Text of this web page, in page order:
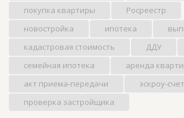
покупка квартиры
Росреестр
новостройка
ипотека
кадастровая стоимость
ДДУ
семейная ипотека
аренда
акт приема-передачи
эскроу-
проверка застройщика